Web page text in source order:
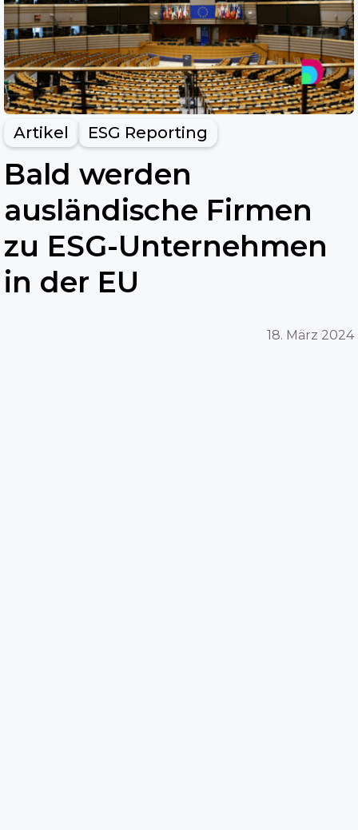
Artikel ESG Reporting
Bald werden
ausländische Firmen
zu ESG-Unternehmen
in der EU
18. März 2024